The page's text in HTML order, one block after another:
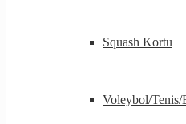
Squash Kortu
Voleybol/Tenis/